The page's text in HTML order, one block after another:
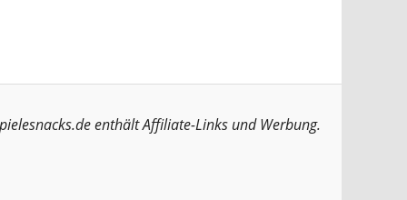
enthält Affiliate-Links und Werbung.